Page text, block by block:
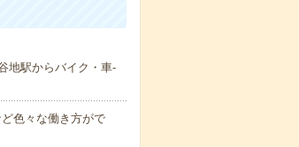
地駅からバイク・車-
色々な働き方がで